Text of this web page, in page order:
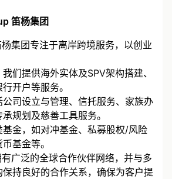
笛杨集团
集团专注于离岸跨境服务，以创业
们提供海外实体及SPV架构搭建、
开户等服务。
司设立与管理、信托服务、家族办
规划及慈善工具服务。
金，如对冲基金、私募股权/风险
基金等。
广泛的全球合作伙伴网络，并与多
持良好的合作关系，确保为客户提